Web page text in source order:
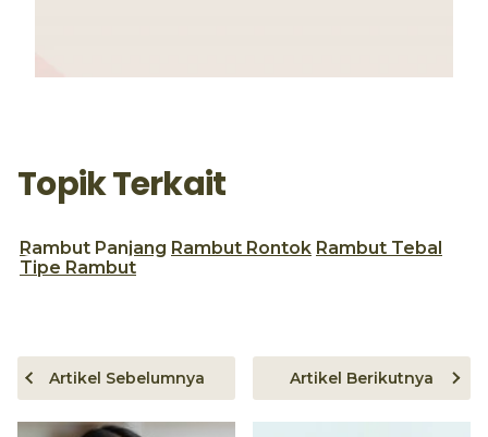
Topik Terkait
Rambut Panjang Rambut Rontok Rambut Tebal
Tipe Rambut
Artikel Sebelumnya Artikel Berikutnya